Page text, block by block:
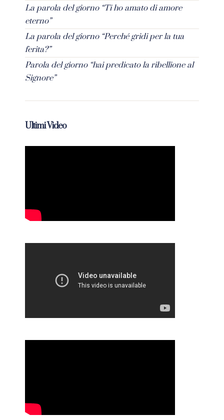
La parola del giorno “Ti ho amato di amore
eterno”
La parola del giorno “Perché gridi per la tua
ferita?”
Parola del giorno “hai predicato la ribellione al
Signore”
Ultimi Video